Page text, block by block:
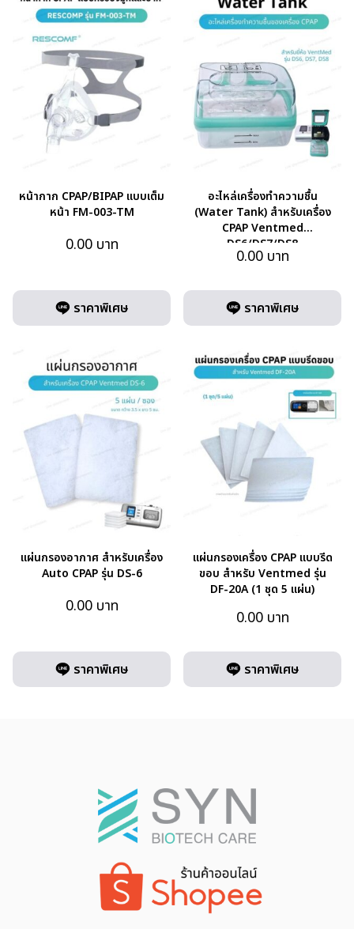
หน้ากาก CPAP/BIPAP แบบเต็ม
หน้า FM-003-TM
0.00 บาท
ราคาพิเศษ
อะไหล่เครื่องทำความชื้น
(Water Tank) สำหรับเครื่อง
CPAP Ventmed
DS6/DS7/DS8
0.00 บาท
ราคาพิเศษ
แผ่นกรองอากาศ สำหรับเครื่อง
Auto CPAP รุ่น DS-6
0.00 บาท
ราคาพิเศษ
แผ่นกรองเครื่อง CPAP แบบรีด
ขอบ สำหรับ Ventmed รุ่น
DF-20A (1 ชุด 5 แผ่น)
0.00 บาท
ราคาพิเศษ